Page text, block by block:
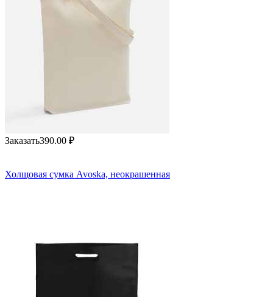
Заказать390.00 ₽
Холщовая сумка Avoska, неокрашенная